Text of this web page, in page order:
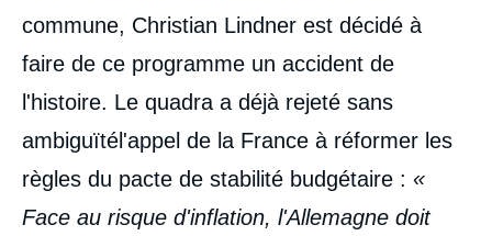
commune, Christian Lindner est décidé à
faire de ce programme un accident de
l'histoire. Le quadra a déjà rejeté sans
ambiguïtél'appel de la France à réformer les
règles du pacte de stabilité budgétaire : «
Face au risque d'inflation, l'Allemagne doit